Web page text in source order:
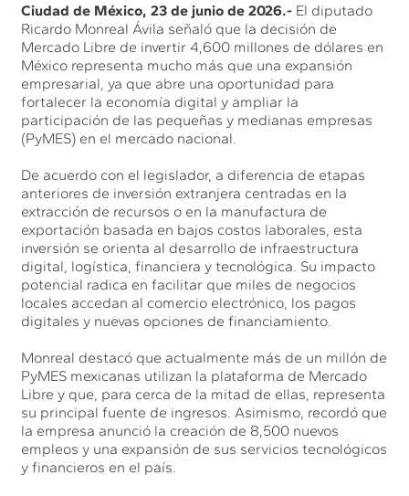
Ciudad de México, 23 de junio de 2026.- El diputado
Ricardo Monreal Ávila señaló que la decisión de
Mercado Libre de invertir 4,600 millones de dólares en
México representa mucho más que una expansión
empresarial, ya que abre una oportunidad para
fortalecer la economía digital y ampliar la
participación de las pequeñas y medianas empresas
(PyMES) en el mercado nacional.
De acuerdo con el legislador, a diferencia de etapas
anteriores de inversión extranjera centradas en la
extracción de recursos o en la manufactura de
exportación basada en bajos costos laborales, esta
inversión se orienta al desarrollo de infraestructura
digital, logística, financiera y tecnológica. Su impacto
potencial radica en facilitar que miles de negocios
locales accedan al comercio electrónico, los pagos
digitales y nuevas opciones de financiamiento.
Monreal destacó que actualmente más de un millón de
PyMES mexicanas utilizan la plataforma de Mercado
Libre y que, para cerca de la mitad de ellas, representa
su principal fuente de ingresos. Asimismo, recordó que
la empresa anunció la creación de 8,500 nuevos
empleos y una expansión de sus servicios tecnológicos
y financieros en el país.